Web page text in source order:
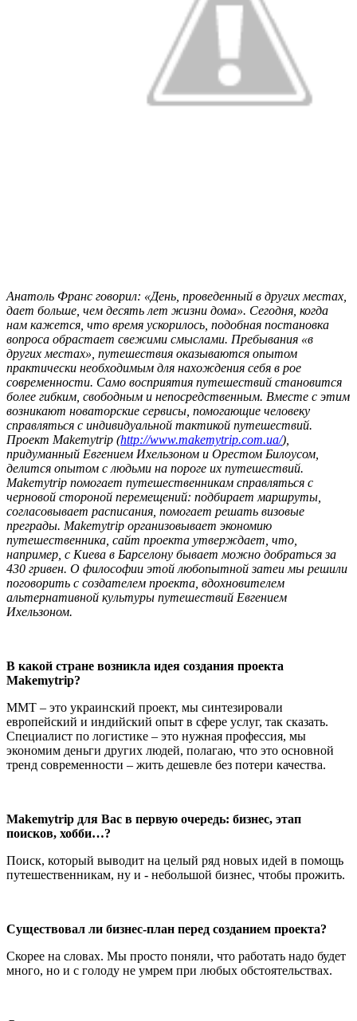
Анатоль Франс говорил: «День, проведенный в других местах,
дает больше, чем десять лет жизни дома». Сегодня, когда
нам кажется, что время ускорилось, подобная постановка
вопроса обрастает свежими смыслами. Пребывания «в
других местах», путешествия оказываются опытом
практически необходимым для нахождения себя в рое
современности. Само восприятия путешествий становится
более гибким, свободным и непосредственным. Вместе с этим
возникают новаторские сервисы, помогающие человеку
справляться с индивидуальной тактикой путешествий.
Проект Makemytrip (http://www.makemytrip.com.ua/),
придуманный Евгением Ихельзоном и Орестом Билоусом,
делится опытом с людьми на пороге их путешествий.
Makemytrip помогает путешественникам справляться с
черновой стороной перемещений: подбирает маршруты,
согласовывает расписания, помогает решать визовые
преграды. Makemytrip организовывает экономию
путешественника, сайт проекта утверждает, что,
например, с Киева в Барселону бывает можно добраться за
430 гривен. О философии этой любопытной затеи мы решили
поговорить с создателем проекта, вдохновителем
альтернативной культуры путешествий Евгением
Ихельзоном.
В какой стране возникла идея создания проекта
Makemytrip?
ММТ – это украинский проект, мы синтезировали
европейский и индийский опыт в сфере услуг, так сказать.
Специалист по логистике – это нужная профессия, мы
экономим деньги других людей, полагаю, что это основной
тренд современности – жить дешевле без потери качества.
Makemytrip для Вас в первую очередь: бизнес, этап
поисков, хобби…?
Поиск, который выводит на целый ряд новых идей в помощь
путешественникам, ну и - небольшой бизнес, чтобы прожить.
Существовал ли бизнес-план перед созданием проекта?
Скорее на словах. Мы просто поняли, что работать надо будет
много, но и с голоду не умрем при любых обстоятельствах.